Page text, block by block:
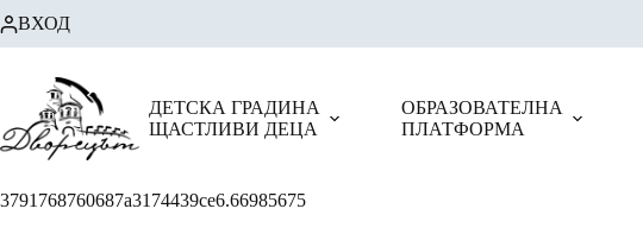
to
content
ВХОД
ДЕТСКА ГРАДИНА
ЩАСТЛИВИ ДЕЦА
ОБРАЗОВАТЕЛНА
ПЛАТФОРМА
3791768760687a3174439ce6.66985675